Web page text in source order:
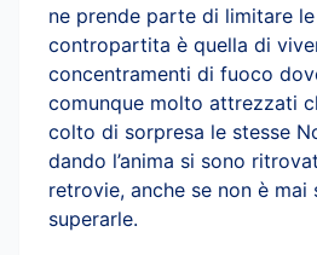
ne prende parte di limitare
contropartita è quella di
concentramenti di fuoco
comunque molto attrezzati
colto di sorpresa le stesse
dando l’anima si sono
retrovie, anche se non è
superarle.